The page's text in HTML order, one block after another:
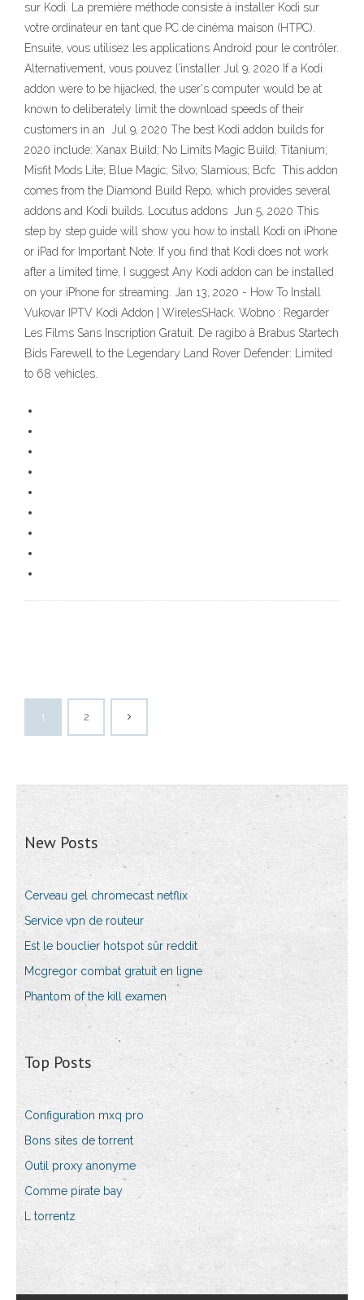
sur Kodi. La première méthode consiste à installer Kodi sur
votre ordinateur en tant que PC de cinéma maison (HTPC).
Ensuite, vous utilisez les applications Android pour le contrôler.
Alternativement, vous pouvez l’installer Jul 9, 2020 If a Kodi
addon were to be hijacked, the user's computer would be at
known to deliberately limit the download speeds of their
customers in an Jul 9, 2020 The best Kodi addon builds for
2020 include: Xanax Build; No Limits Magic Build; Titanium;
Misfit Mods Lite; Blue Magic; Silvo; Slamious; Bcfc This addon
comes from the Diamond Build Repo, which provides several
addons and Kodi builds. Locutus addons Jun 5, 2020 This
step by step guide will show you how to install Kodi on iPhone
or iPad for Important Note: If you find that Kodi does not work
after a limited time, I suggest Any Kodi addon can be installed
on your iPhone for streaming. Jan 13, 2020 - How To Install
Vukovar IPTV Kodi Addon | WirelesSHack. Wobno : Regarder
Les Films Sans Inscription Gratuit. De ragibo à Brabus Startech
Bids Farewell to the Legendary Land Rover Defender: Limited
to 68 vehicles.
1 2
New Posts
Cerveau gel chromecast netflix
Service vpn de routeur
Est le bouclier hotspot sûr reddit
Mcgregor combat gratuit en ligne
Phantom of the kill examen
Top Posts
Configuration mxq pro
Bons sites de torrent
Outil proxy anonyme
Comme pirate bay
L torrentz